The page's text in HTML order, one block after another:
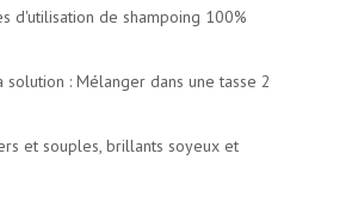
d'utilisation de shampoing 100%
: Mélanger dans une tasse 2
et souples, brillants soyeux et